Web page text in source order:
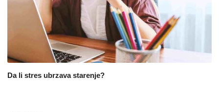
Da li stres ubrzava starenje?